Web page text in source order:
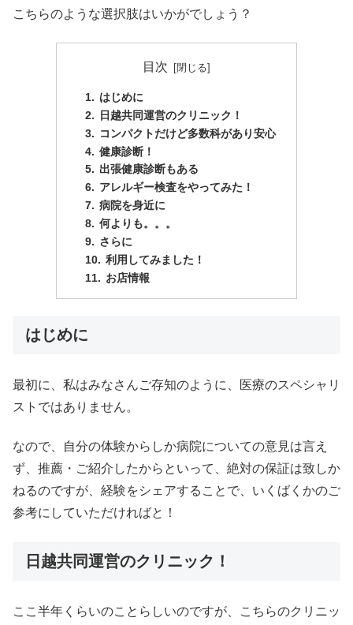
こちらのような選択肢はいかがでしょう？
目次
はじめに
日越共同運営のクリニック！
コンパクトだけど多数科があり安心
健康診断！
出張健康診断もある
アレルギー検査をやってみた！
病院を身近に
何よりも。。。
さらに
利用してみました！
お店情報
はじめに
最初に、私はみなさんご存知のように、医療のスペシャリ
ストではありません。
なので、自分の体験からしか病院についての意見は言え
ず、推薦・ご紹介したからといって、絶対の保証は致しか
ねるのですが、経験をシェアすることで、いくばくかのご
参考にしていただければと！
日越共同運営のクリニック！
ここ半年くらいのことらしいのですが、こちらのクリニッ